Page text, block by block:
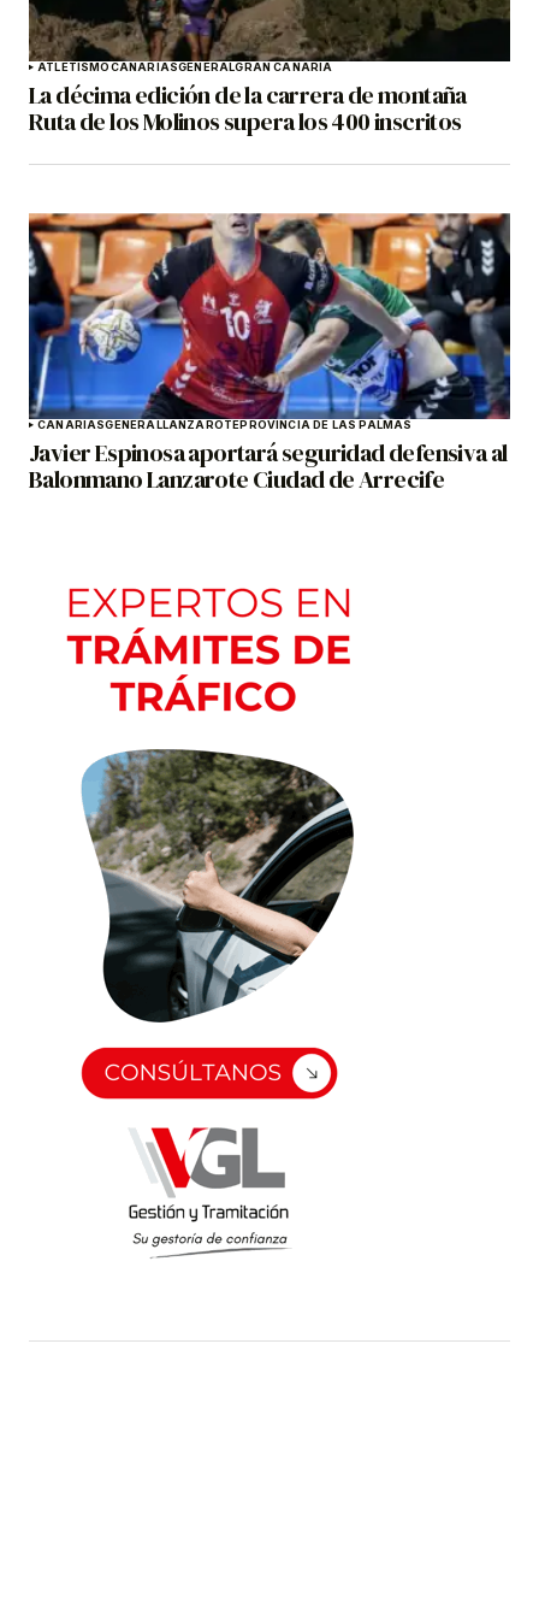
ATLETISMOCANARIASGENERALGRAN CANARIA
La décima edición de la carrera de montaña
Ruta de los Molinos supera los 400 inscritos
CANARIASGENERALLANZAROTEPROVINCIA DE LAS PALMAS
Javier Espinosa aportará seguridad defensiva al
Balonmano Lanzarote Ciudad de Arrecife